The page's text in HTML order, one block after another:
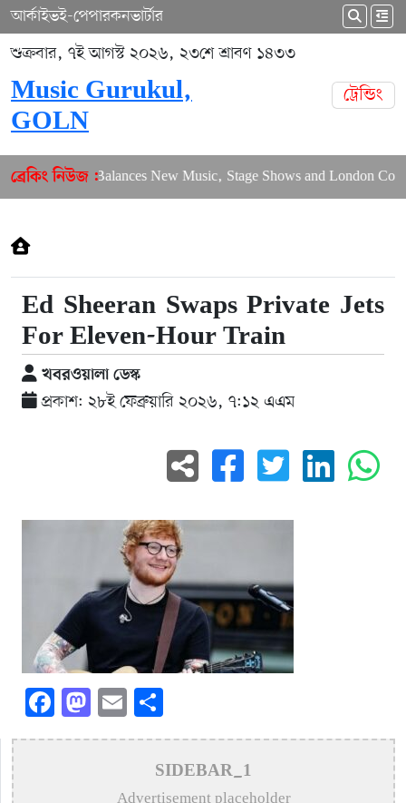
আর্কাইভই-পেপারকনভার্টার
শুক্রবার, ৭ই আগস্ট ২০২৬, ২৩শে শ্রাবণ ১৪৩৩
Music Gurukul,
GOLN
ট্রেন্ডিং
ব্রেকিং নিউজ :Puja Balances New Music, Stage Shows and London
Ed Sheeran Swaps Private Jets
For Eleven-Hour Train
খবরওয়ালা ডেস্ক
প্রকাশ: ২৮ই ফেব্রুয়ারি ২০২৬, ৭:১২ এএম
Facebook
Mastodon
Email
SIDEBAR_1